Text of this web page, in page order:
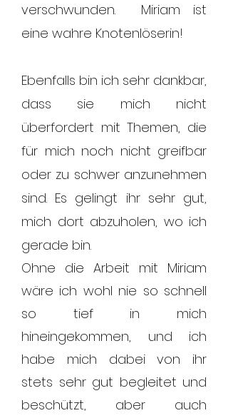
verschwunden. Miriam ist
eine wahre Knotenlöserin!
Ebenfalls bin ich sehr dankbar,
dass sie mich nicht
überfordert mit Themen, die
für mich noch nicht greifbar
oder zu schwer anzunehmen
sind. Es gelingt ihr sehr gut,
mich dort abzuholen, wo ich
gerade bin.
Ohne die Arbeit mit Miriam
wäre ich wohl nie so schnell
so tief in mich
hineingekommen, und ich
habe mich dabei von ihr
stets sehr gut begleitet und
beschützt, aber auch